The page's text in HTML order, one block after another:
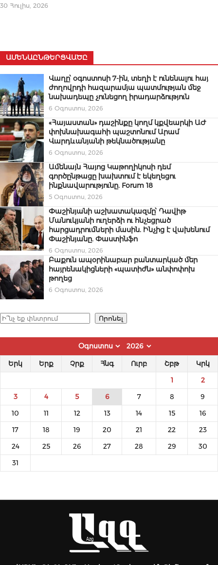
30 Հուլիս, 2026
ԱՄԵՆԱԸՆԹԵՐՑՎԱԾԸ
Վաղը՝ օգոստոսի 7-ին, տեղի է ունենալու հայ
ժողովրդի հազարամյա պատմության մեջ
նախադեպը չունեցող իրադարձություն
6 Օգոստոս, 2026
«Հայաստան» դաշինքը կողմ կքվեարկի ԱԺ
փոխնախագահի պաշտոնում Արամ
Վարդևանյանի թեկնածությանը
6 Օգոստոս, 2026
Ամենայն Հայոց Կաթողիկոսի դեմ
գործընթացը խախտում է եկեղեցու
ինքնավարությունը. Forum 18
5 Օգոստոս, 2026
Փաշինյանի աշխատակազմը՝ Դավիթ
Մանուկյանի ուղերձի ու հնչեցրած
հարցադրումների մասին. Ինչից է վախենում
Փաշինյանը. Փաստինֆո
6 Օգոստոս, 2026
Բաքուն ապօրինաբար բանտարկած մեր
հայրենակիցների «պատիժն» անփոփոխ
թողեց
6 Օգոստոս, 2026
Որոնել Որոնել
Երկ Երք Չրք Հնգ Ուրբ Շբթ Կրկ
1 2
3 4 5 6 7 8 9
10 11 12 13 14 15 16
17 18 19 20 21 22 23
24 25 26 27 28 29 30
31